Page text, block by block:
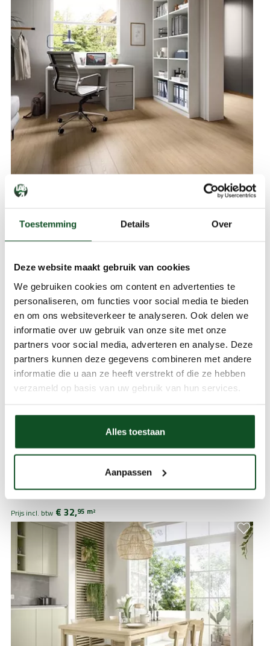
Toestemming Details Over
Deze website maakt gebruik van cookies
We gebruiken cookies om content en advertenties te
personaliseren, om functies voor social media te bieden
en om ons websiteverkeer te analyseren. Ook delen we
informatie over uw gebruik van onze site met onze
partners voor social media, adverteren en analyse. Deze
partners kunnen deze gegevens combineren met andere
informatie die u aan ze heeft verstrekt of die ze hebben
verzameld op basis van uw gebruik van hun services.
Alles toestaan
Aanpassen
Prijs incl. btw€ 32,
Poseidon Laminaat Leicetershire 1292x193x8mm 4V
Prijs incl. btw € 32,95 m2